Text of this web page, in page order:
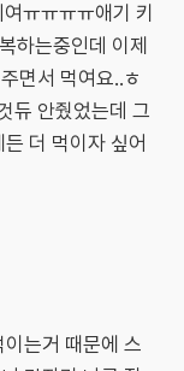
ㅠㅠㅠㅠ애기 키
하는중인데 이제
면서 먹여요..ㅎ
듀 안줬었는데 그
더 먹이자 싶어
는거 때문에 스